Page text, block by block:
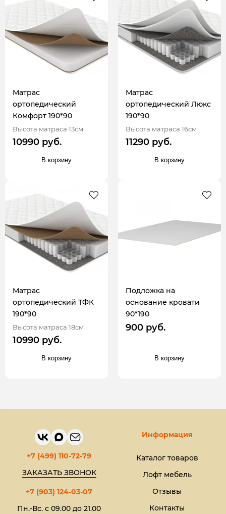
Матрас
ортопедический
Комфорт 190*90
Высота матраса 13см
10990 руб.
В корзину
Матрас
ортопедический Люкс
190*90
Высота матраса 16см
11290 руб.
В корзину
Матрас
ортопедический ТФК
190*90
Высота матраса 18см
10990 руб.
В корзину
Подложка на
основание кровати
90*190
900 руб.
В корзину
+7 (499) 110-72-79
ЗАКАЗАТЬ ЗВОНОК
+7 (903) 124-03-07
Пн.-Вс. с 09.00 до 21.00
Информация
Каталог товаров
Лофт мебель
Отзывы
Контакты